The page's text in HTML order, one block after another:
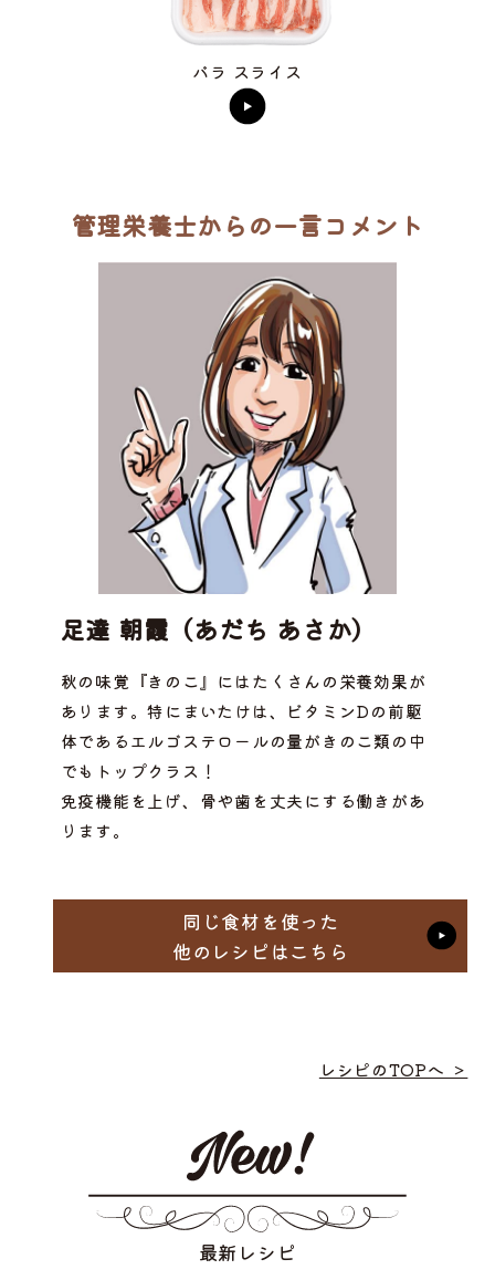
バラ スライス
管理栄養士からの一言コメント
足達 朝霞（あだち あさか）
秋の味覚『きのこ』にはたくさんの栄養効果が
あります。特にまいたけは、ビタミンDの前駆
体であるエルゴステロールの量がきのこ類の中
でもトップクラス！
免疫機能を上げ、骨や歯を丈夫にする働きがあ
ります。
同じ食材を使った
他のレシピはこちら
レシピのTOPへ ＞
最新レシピ